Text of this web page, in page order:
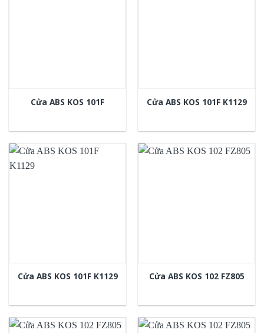
Cửa ABS KOS 101F Cửa ABS KOS 101F K1129
Cửa ABS KOS 101F K1129 Cửa ABS KOS 102 FZ805